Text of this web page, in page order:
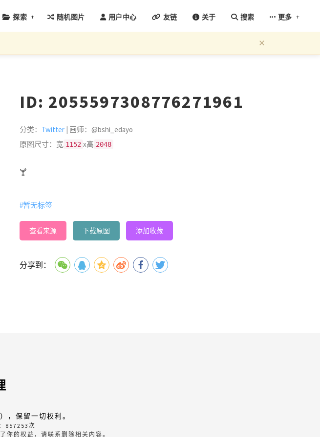
探索 + 随机图片 用户中心 友链 关于 搜索 更多 +
×
ID: 2055597308776271961
分类： Twitter | 画师：@bshi_edayo
原图尺寸：宽 1152 x高 2048
🍸
#暂无标签
查看来源 下载原图 添加收藏
分享到：
，保留一切权利。
857253 次
你的权益，请联系删除相关内容。